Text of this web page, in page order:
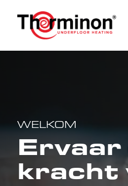
WELKOM
Ervaar
kracht